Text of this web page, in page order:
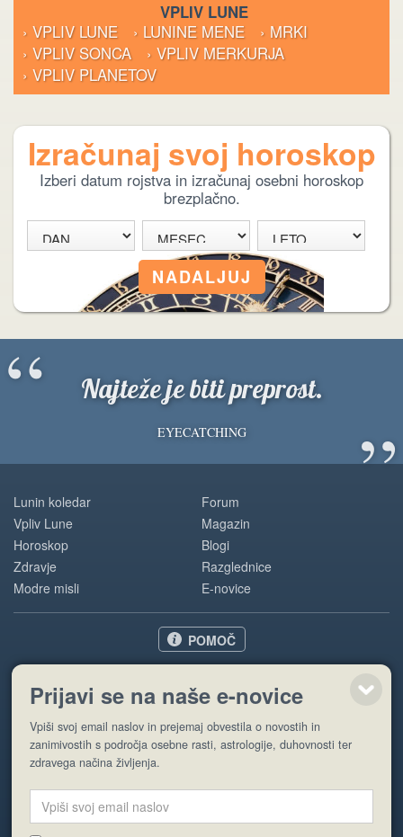
VPLIV LUNE
› VPLIV LUNE
› LUNINE MENE
› MRKI
› VPLIV SONCA
› VPLIV MERKURJA
› VPLIV PLANETOV
Izračunaj svoj horoskop
Izberi datum rojstva in izračunaj osebni horoskop
brezplačno.
Najteže je biti preprost.
EYECATCHING ”
“
Lunin koledar
Vpliv Lune
Horoskop
Zdravje
Modre misli
Forum
Magazin
Blogi
Razglednice
E-novice
POMOČ
Oglaševanje
Pogoji uporabe
Prijavi se na naše e-novice
Vpiši svoj email naslov in prejemaj obvestila o novostih in
zanimivostih s področja osebne rasti, astrologije, duhovnosti ter
zdravega načina življenja.